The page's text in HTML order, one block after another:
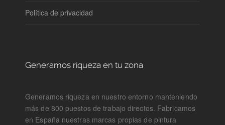
Política de privacidad
Generamos riqueza en tu zona
Generamos riqueza en nuestro entorno manteniendo
más de 800 puestos de trabajo directos. Fabricamos
en España nuestras marcas propias de pintura